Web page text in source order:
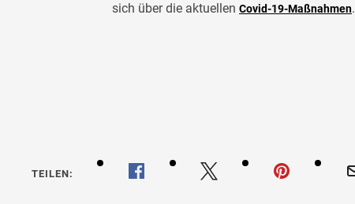
sich über die aktuellen Covid-19-Maßnahmen.
TEILEN: